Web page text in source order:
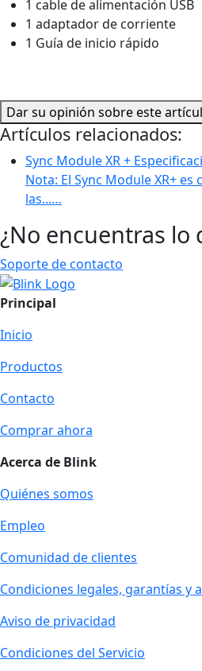
1 cable de alimentación USB
1 adaptador de corriente
1 Guía de inicio rápido
Dar su opinión sobre este
Artículos relacionados:
Sync Module XR +
Nota: El Sync Module XR+
las...…
¿No encuentras lo
Soporte de contacto
Principal
Inicio
Productos
Contacto
Comprar ahora
Acerca de Blink
Quiénes somos
Empleo
Comunidad de clientes
Condiciones legales, garantías y
Aviso de privacidad
Condiciones del Servicio